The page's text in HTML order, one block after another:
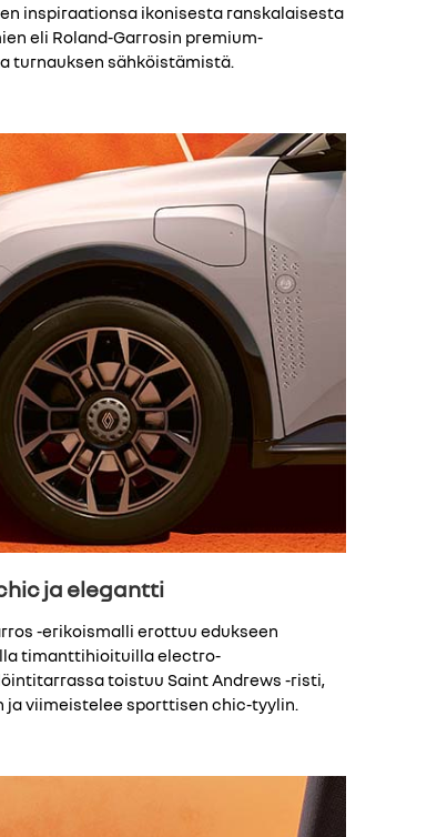
inspiraationsa ikonisesta ranskalaisesta
eli Roland-Garrosin premium-
turnauksen sähköistämistä.
ja elegantti
-erikoismalli erottuu edukseen
timanttihioituilla electro-
toistuu Saint Andrews -risti,
viimeistelee sporttisen chic-tyylin.